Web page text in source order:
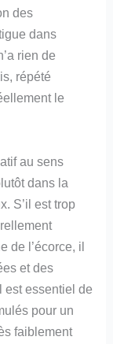
des
dans
rien de
répété
le
au sens
dans la
S’il est trop
de l’écorce, il
et des
est essentiel de
pour un
faiblement